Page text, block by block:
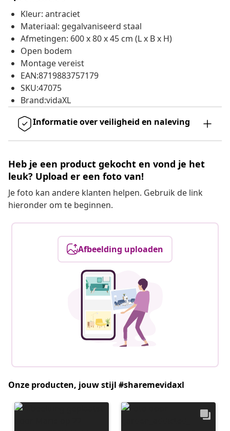
Kleur: antraciet
Materiaal: gegalvaniseerd staal
Afmetingen: 600 x 80 x 45 cm (L x B x H)
Open bodem
Montage vereist
EAN:8719883757179
SKU:47075
Brand:vidaXL
Informatie over veiligheid en naleving
Heb je een product gekocht en vond je het
leuk? Upload er een foto van!
Je foto kan andere klanten helpen. Gebruik de link
hieronder om te beginnen.
Afbeelding uploaden
Onze producten, jouw stijl #sharemevidaxl